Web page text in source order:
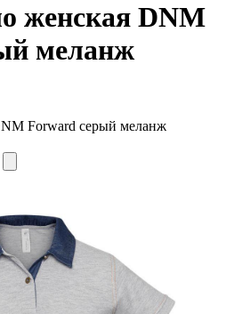
женская DNM
меланж
Forward серый меланж